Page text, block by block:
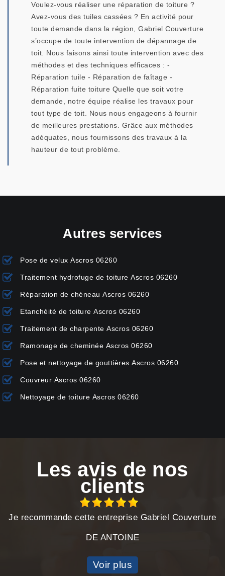
Voulez-vous réaliser une réparation de toiture ?
Avez-vous des tuiles cassées ? En activité pour
toute demande dans la région, Gabriel Couverture
s’occupe de toute intervention de dépannage de
toit. Nous faisons ainsi toute intervention avec des
méthodes et des techniques efficaces : -
Réparation tuile - Réparation de faîtage -
Réparation fuite toiture Quelle que soit votre
demande, notre équipe réalise les travaux pour
tout type de toit. Nous nous engageons à fournir
de meilleures prestations. Grâce aux méthodes
adéquates, nous fournissons des travaux à la
hauteur de tout problème.
Autres services
Pose de velux Ascros 06260
Traitement hydrofuge de toiture Ascros 06260
Réparation de chéneau Ascros 06260
Etanchéité de toiture Ascros 06260
Traitement de charpente Ascros 06260
Ramonage de cheminée Ascros 06260
Pose et nettoyage de gouttières Ascros 06260
Couvreur Ascros 06260
Nettoyage de toiture Ascros 06260
Les avis de nos
clients
Je recommande cette entreprise Gabriel Couverture
DE ANTOINE
Voir plus